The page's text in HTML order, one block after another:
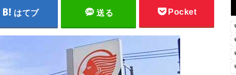
はてブ 送る Pocket